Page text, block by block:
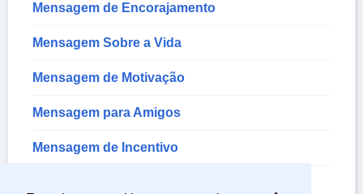
Mensagem de Encorajamento
Mensagem Sobre a Vida
Mensagem de Motivação
Mensagem para Amigos
Mensagem de Incentivo